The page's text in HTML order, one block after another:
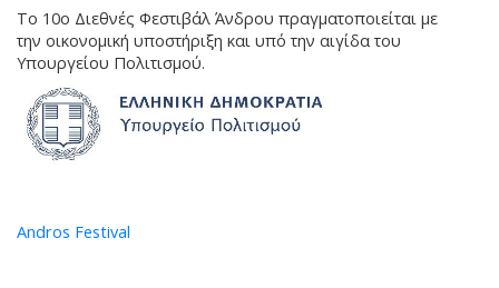
To 10o Διεθνές Φεστιβάλ Άνδρου πραγματοποιείται με
την οικονομική υποστήριξη και υπό την αιγίδα του
Υπουργείου Πολιτισμού.
Andros Festival